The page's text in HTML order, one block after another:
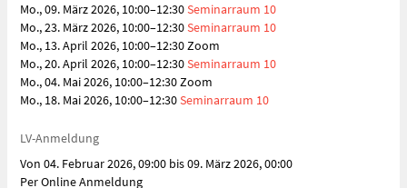
Mo., 09. März 2026, 10:00–12:30Seminarraum 10
Mo., 23. März 2026, 10:00–12:30Seminarraum 10
Mo., 13. April 2026, 10:00–12:30 Zoom
Mo., 20. April 2026, 10:00–12:30Seminarraum 10
Mo., 04. Mai 2026, 10:00–12:30 Zoom
Mo., 18. Mai 2026, 10:00–12:30Seminarraum 10
LV-Anmeldung
Von 04. Februar 2026, 09:00 bis 09. März 2026, 00:00
Per Online Anmeldung